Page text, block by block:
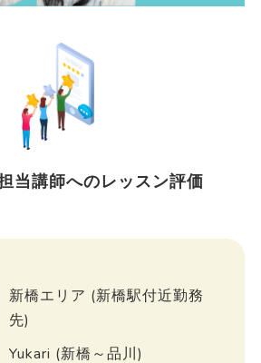
当講師へのレッスン評価
新橋エリア (新橋駅付近勤務
先)
Yukari (新橋～品川)